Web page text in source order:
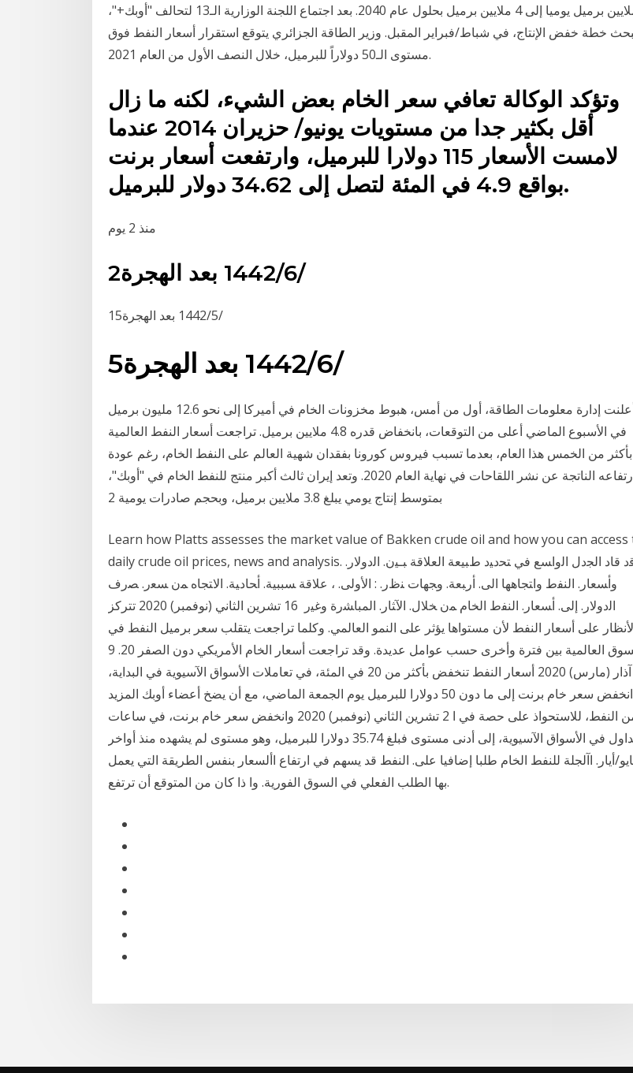
ملايين برميل يوميا إلى 4 ملايين برميل بحلول عام 2040. بعد اجتماع اللجنة الوزارية الـ13 لتحالف "أوبك+"،
خطة خفض الإنتاج، في شباط/فبراير المقبل. وزير الطاقة الجزائري يتوقع استقرار أسعار النفط فوق
مستوى الـ50 دولاراً للبرميل، خلال النصف الأول من العام 2021.
وتؤكد الوكالة تعافي سعر الخام بعض الشيء، لكنه ما زال
أقل بكثير جدا من مستويات يونيو/ حزيران 2014 عندما
لامست الأسعار 115 دولارا للبرميل، وارتفعت أسعار برنت
بواقع 4.9 في المئة لتصل إلى 34.62 دولار للبرميل.
منذ 2 يوم
2‏‏/6‏‏/1442 بعد الهجرة
15‏‏/5‏‏/1442 بعد الهجرة
5‏‏/6‏‏/1442 بعد الهجرة
أعلنت إدارة معلومات الطاقة، أول من أمس، هبوط مخزونات الخام في أميركا إلى نحو 12.6 مليون برميل
في الأسبوع الماضي أعلى من التوقعات، بانخفاض قدره 4.8 ملايين برميل. تراجعت أسعار النفط العالمية
بأكثر من الخمس هذا العام، بعدما تسبب فيروس كورونا بفقدان شهية العالم على النفط الخام، رغم عودة
ارتفاعه الناتجة عن نشر اللقاحات في نهاية العام 2020. وتعد إيران ثالث أكبر منتج للنفط الخام في "أوبك"،
بمتوسط إنتاج يومي يبلغ 3.8 ملايين برميل، وبحجم صادرات يومية 2
Learn how Platts assesses the market value of Bakken crude oil and how you can access
daily crude oil prices, news and analysis. ﻭﻗﺩ ﻗﺎﺩ ﺍﻟﺠﺩل ﺍﻟﻭﺍﺴﻊ ﻓﻲ ﺘﺤﺩﻴﺩ ﻁﺒﻴﻌﺔ ﺍﻟﻌﻼﻗﺔ ﺒـﻴﻥ. ﺍﻟﺩﻭﻻﺭ.
ﻭﺃﺴﻌﺎﺭ. ﺍﻟﻨﻔﻁ ﻭﺍﺘﺠﺎﻫﻬﺎ ﺍﻟﻰ. ﺃﺭﺒﻌﺔ. ﻭﺠﻬﺎﺕ ﻨﻅﺭ. : ﺍﻷﻭﻟﻰ. ، ﻋﻼﻗﺔ ﺴﺒﺒﻴﺔ. ﺃﺤﺎﺩﻴﺔ. ﺍﻻﺘﺠﺎﻩ ﻤﻥ ﺴﻌﺭ. ﺼﺭﻑ
ﺍﻟﺩﻭﻻﺭ. ﺇﻟﻰ. ﺃﺴﻌﺎﺭ. ﺍﻟﻨﻔﻁ ﺍﻟﺨﺎﻡ ﻤﻥ ﺨﻼل. ﺍﻵﺜﺎﺭ. ﺍﻟﻤﺒﺎﺸﺭﺓ ﻭﻏﻴﺭ 16 تشرين الثاني (نوفمبر) 2020 تتركز
على أسعار النفط لأن مستواها يؤثر على النمو العالمي. وكلما تراجعت يتقلب سعر برميل النفط في
السوق العالمية بين فترة وأخرى حسب عوامل عديدة. وقد تراجعت أسعار الخام الأمريكي دون الصفر 20. 9
آذار (مارس) 2020 أسعار النفط تنخفض بأكثر من 20 في المئة، في تعاملات الأسواق الآسيوية في البداية،
انخفض سعر خام برنت إلى ما دون 50 دولارا للبرميل يوم الجمعة الماضي، مع أن يضخ أعضاء أوبك المزيد
من النفط، للاستحواذ على حصة في ا 2 تشرين الثاني (نوفمبر) 2020 وانخفض سعر خام برنت، في ساعات
التداول في الأسواق الآسيوية، إلى أدنى مستوى فبلغ 35.74 دولارا للبرميل، وهو مستوى لم يشهده منذ أواخر
أيار. اآلجلة للنفط الخام طلبا إضافيا على. النفط قد يسهم في ارتفاع األسعار بنفس الطريقة التي يعمل
بها الطلب الفعلي في السوق الفورية. وا ذا كان من المتوقع أن ترتفع.